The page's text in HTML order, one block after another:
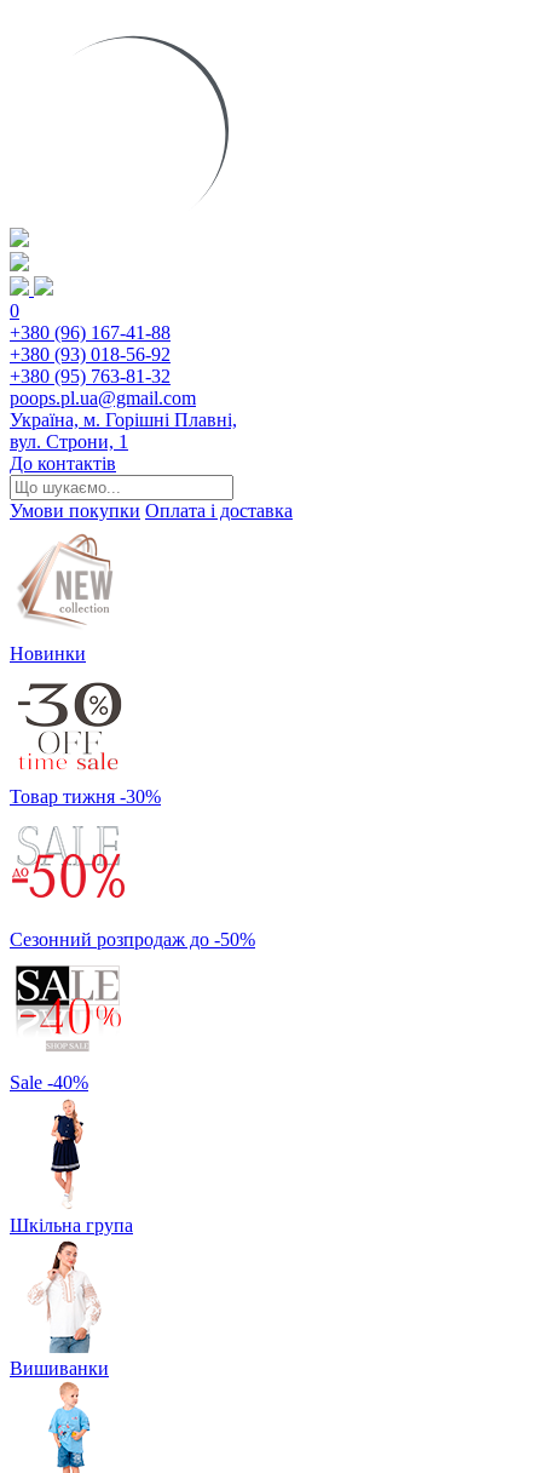
0
+380 (96) 167-41-88
+380 (93) 018-56-92
+380 (95) 763-81-32
poops.pl.ua@gmail.com
Україна, м. Горішні Плавні,
вул. Строни, 1
До контактів
Умови покупки Оплата і доставка
Новинки
Товар тижня -30%
Сезонний розпродаж до -50%
Sale -40%
Шкільна група
Вишиванки